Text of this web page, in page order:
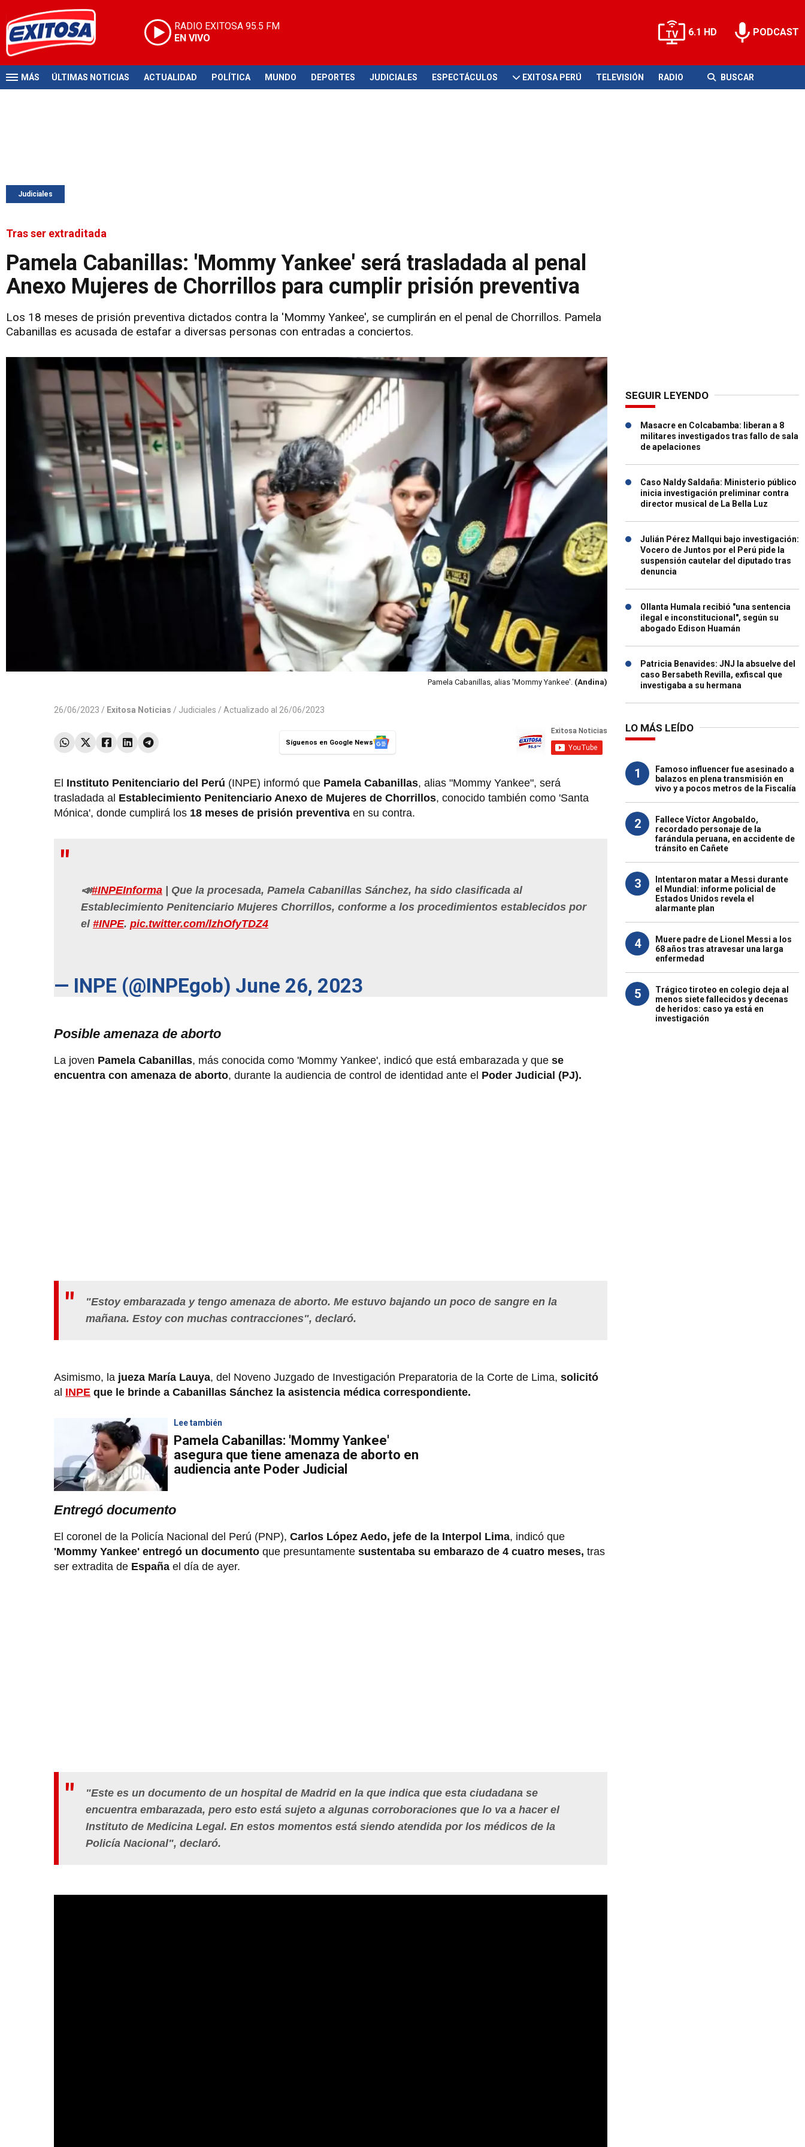
RADIO EXITOSA 95.5 FM
EN VIVO
6.1 HD PODCAST
MÁS ÚLTIMAS NOTICIAS ACTUALIDAD POLÍTICA MUNDO DEPORTES JUDICIALES ESPECTÁCULOS EXITOSA PERÚ TELEVISIÓN RADIO BUSCAR
Judiciales
Tras ser extraditada
Pamela Cabanillas: 'Mommy Yankee' será trasladada al penal
Anexo Mujeres de Chorrillos para cumplir prisión preventiva
Los 18 meses de prisión preventiva dictados contra la 'Mommy Yankee', se cumplirán en el penal de Chorrillos. Pamela
Cabanillas es acusada de estafar a diversas personas con entradas a conciertos.
Pamela Cabanillas, alias 'Mommy Yankee'. (Andina)
26/06/2023 / Exitosa Noticias / Judiciales / Actualizado al 26/06/2023
Síguenos en Google News
El Instituto Penitenciario del Perú (INPE) informó que Pamela Cabanillas, alias "Mommy Yankee", será
trasladada al Establecimiento Penitenciario Anexo de Mujeres de Chorrillos, conocido también como 'Santa
Mónica', donde cumplirá los 18 meses de prisión preventiva en su contra.
📣#INPEInforma | Que la procesada, Pamela Cabanillas Sánchez, ha sido clasificada al
Establecimiento Penitenciario Mujeres Chorrillos, conforme a los procedimientos establecidos por
el #INPE. pic.twitter.com/lzhOfyTDZ4
— INPE (@INPEgob) June 26, 2023
Posible amenaza de aborto
La joven Pamela Cabanillas, más conocida como 'Mommy Yankee', indicó que está embarazada y que se
encuentra con amenaza de aborto, durante la audiencia de control de identidad ante el Poder Judicial (PJ).
"Estoy embarazada y tengo amenaza de aborto. Me estuvo bajando un poco de sangre en la
mañana. Estoy con muchas contracciones", declaró.
Asimismo, la jueza María Lauya, del Noveno Juzgado de Investigación Preparatoria de la Corte de Lima, solicitó
al INPE que le brinde a Cabanillas Sánchez la asistencia médica correspondiente.
Lee también
Pamela Cabanillas: 'Mommy Yankee'
asegura que tiene amenaza de aborto en
audiencia ante Poder Judicial
Entregó documento
El coronel de la Policía Nacional del Perú (PNP), Carlos López Aedo, jefe de la Interpol Lima, indicó que
'Mommy Yankee' entregó un documento que presuntamente sustentaba su embarazo de 4 cuatro meses, tras
ser extradita de España el día de ayer.
"Este es un documento de un hospital de Madrid en la que indica que esta ciudadana se
encuentra embarazada, pero esto está sujeto a algunas corroboraciones que lo va a hacer el
Instituto de Medicina Legal. En estos momentos está siendo atendida por los médicos de la
Policía Nacional", declaró.
SEGUIR LEYENDO
Masacre en Colcabamba: liberan a 8
militares investigados tras fallo de sala
de apelaciones
Caso Naldy Saldaña: Ministerio público
inicia investigación preliminar contra
director musical de La Bella Luz
Julián Pérez Mallqui bajo investigación:
Vocero de Juntos por el Perú pide la
suspensión cautelar del diputado tras
denuncia
Ollanta Humala recibió "una sentencia
ilegal e inconstitucional", según su
abogado Edison Huamán
Patricia Benavides: JNJ la absuelve del
caso Bersabeth Revilla, exfiscal que
investigaba a su hermana
LO MÁS LEÍDO
1
Famoso influencer fue asesinado a
balazos en plena transmisión en
vivo y a pocos metros de la Fiscalía
2
Fallece Víctor Angobaldo,
recordado personaje de la
farándula peruana, en accidente de
tránsito en Cañete
3
Intentaron matar a Messi durante
el Mundial: informe policial de
Estados Unidos revela el
alarmante plan
4
Muere padre de Lionel Messi a los
68 años tras atravesar una larga
enfermedad
5
Trágico tiroteo en colegio deja al
menos siete fallecidos y decenas
de heridos: caso ya está en
investigación